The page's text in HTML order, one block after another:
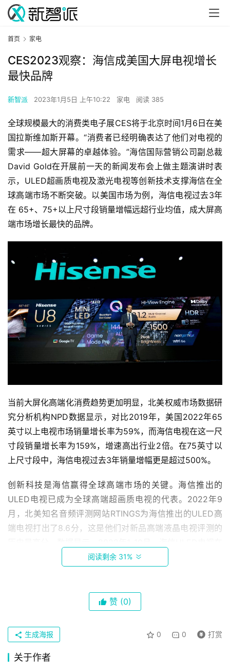
首
页
首页 家电
CES2023观察：海信成美国大屏电视增长
最快品牌
新智派 2023年1月5日 上午10:22 家电 阅读 385
全球规模最大的消费类电子展CES将于北京时间1月6日在美
国拉斯维加斯开幕。“消费者已经明确表达了他们对电视的
需求——超大屏幕的卓越体验。”海信国际营销公司副总裁
David Gold在开展前一天的新闻发布会上做主题演讲时表
示，ULED超画质电视及激光电视等创新技术支撑海信在全
球高端市场不断突破。以美国市场为例，海信电视过去3年
在 65+、75+以上尺寸段销量增幅远超行业均值，成大屏高
端市场增长最快的品牌。
当前大屏化高端化消费趋势更加明显，北美权威市场数据研
究分析机构NPD数据显示，对比2019年，美国2022年65
英寸以上电视市场销量增长率为59%，而海信电视在这一尺
寸段销量增长率为159%，增速高出行业2倍。在75英寸以
上尺寸段中，海信电视过去3年销量增幅更是超过500%。
创新科技是海信赢得全球高端市场的关键。海信推出的
ULED电视已成为全球高端超画质电视的代表。2022年9
月，北美知名音频评测网站RTINGS为海信推出的ULED高
端电视打出了8.6分，这是他们对新品高端液晶电视评测的
海外主要市场的销售额增长30%以上。
阅读剩余 31%
赞 (0)
0 0 打赏
生成海报
关于作者